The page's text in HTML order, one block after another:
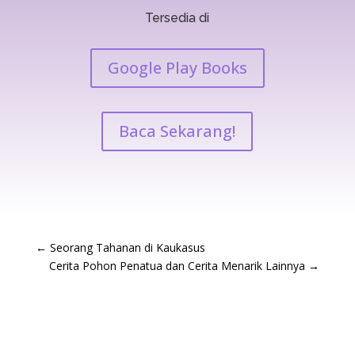
Tersedia di
Google Play Books
Baca Sekarang!
← Seorang Tahanan di Kaukasus
Cerita Pohon Penatua dan Cerita Menarik Lainnya →